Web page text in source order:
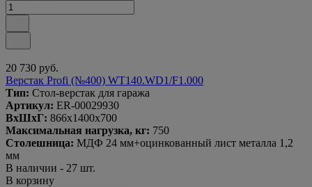
20 730 руб.
Верстак Profi (№400) WT140.WD1/F1.000
Тип: Стол-верстак для гаража
Артикул: ER-00029930
ВxШxГ: 866x1400x700
Максимальная нагрузка, кг: 750
Столешница: МДФ 24 мм+оцинкованный лист металла 1,2
мм
В наличии - 27 шт.
В корзину